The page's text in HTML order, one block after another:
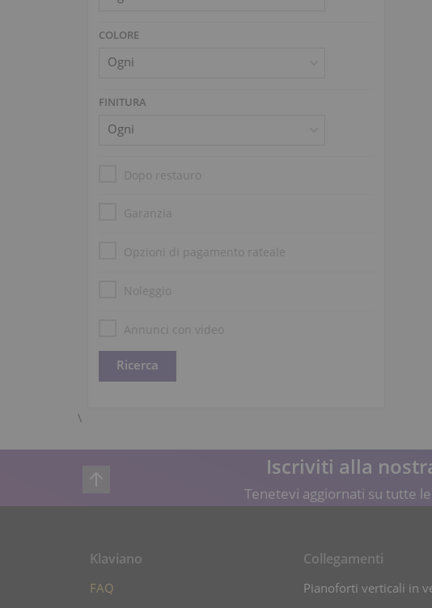
COLORE
FINITURA
Dopo restauro
Garanzia
Opzioni di pagamento rateale
Noleggio
Annunci con video
\
Iscriviti alla
Tenetevi aggiornati su tutte
Klaviano
FAQ
Collegamenti
Pianoforti verticali in